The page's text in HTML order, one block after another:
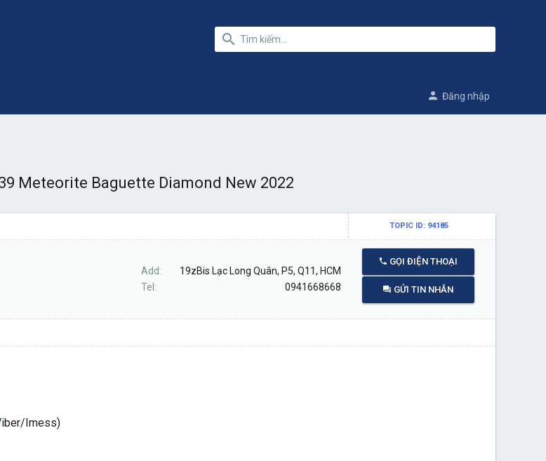
Đăng nhập
Meteorite Baguette Diamond New 2022
TOPIC ID: 94185
Add
19zBis Lạc Long Quân, P5, Q11, HCM
Tel
0941668668
GỌI ĐIỆN THOẠI
GỬI TIN NHẮN
Imess)